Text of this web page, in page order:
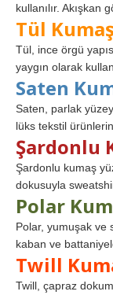
kullanılır. Akışkan
Tül
Tül, ince örgü
yaygın olarak
Saten
Saten, parlak
lüks tekstil
Şardonlu
Şardonlu kumaş
dokusuyla
Polar
Polar, yumuşak ve
kaban ve
Twill
Twill, çapraz